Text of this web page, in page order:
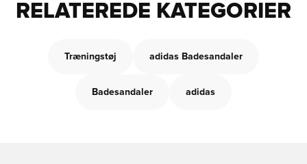
RELATEREDE KATEGORIER
Træningstøj adidas Badesandaler
Badesandaler adidas